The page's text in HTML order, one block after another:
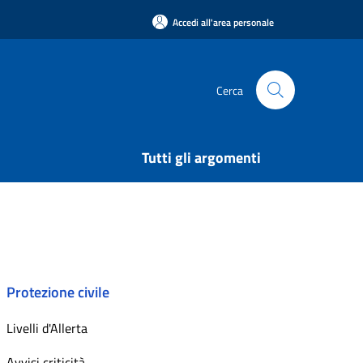
Accedi all'area personale
Cerca
Tutti gli argomenti
Protezione civile
Livelli d'Allerta